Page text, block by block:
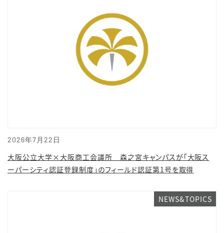
2026年7月22日
大阪公立大学×大阪商工会議所 森之宮キャンパスが「大阪ス
ーパーシティ認証登録制度」のフィールド認証第1号を取得
NEWS&TOPICS